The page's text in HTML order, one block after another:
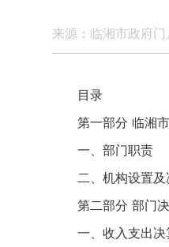
来源：临湘市政府门
目录
第一部分 临湘市
一、部门职责
二、机构设置及
第二部分 部门决
一、收入支出决